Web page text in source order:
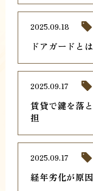
ドアガードと
2025.09.18
賃貸で鍵を落
担
2025.09.17
経年劣化が原
2025.09.17